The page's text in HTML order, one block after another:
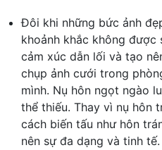
Đôi khi những bức ảnh
khoảnh khắc không
cảm xúc dẫn lối và tạo
chụp ảnh cưới trong
mình. Nụ hôn ngọt ngào
thể thiếu. Thay vì nụ hôn
cách biến tấu như hôn
nên sự đa dạng và tinh